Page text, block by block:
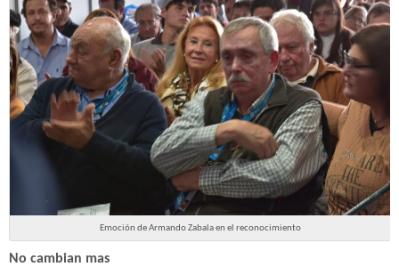
Emoción de Armando Zabala en el reconocimiento
No cambian mas